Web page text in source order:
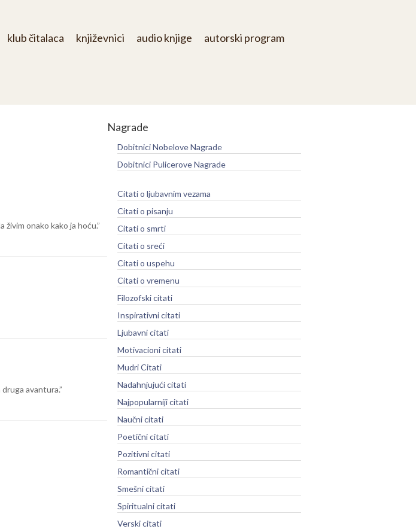
klub čitalaca književnici audio knjige autorski program
živim onako kako ja hoću.”
avantura.”
Nagrade
Dobitnici Nobelove Nagrade
Dobitnici Pulicerove Nagrade
Citati o ljubavnim vezama
Citati o pisanju
Citati o smrti
Citati o sreći
Citati o uspehu
Citati o vremenu
Filozofski citati
Inspirativni citati
Ljubavni citati
Motivacioni citati
Mudri Citati
Nadahnjujući citati
Najpopularniji citati
Naučni citati
Poetični citati
Pozitivni citati
Romantični citati
Smešni citati
Spiritualni citati
Verski citati